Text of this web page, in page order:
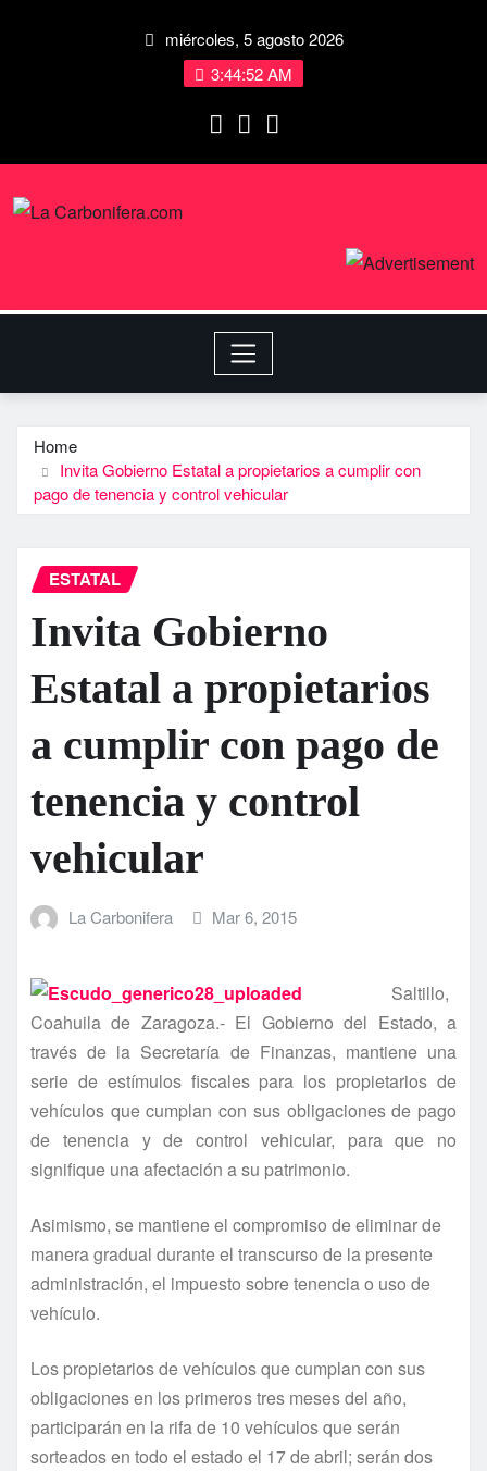
miércoles, 5 agosto 2026
3:44:52 AM
Home
Invita Gobierno Estatal a propietarios a cumplir con
pago de tenencia y control vehicular
ESTATAL
Invita Gobierno
Estatal a propietarios
a cumplir con pago de
tenencia y control
vehicular
La Carbonifera Mar 6, 2015
Saltillo,
Coahuila de Zaragoza.- El Gobierno del Estado, a
través de la Secretarí­a de Finanzas, mantiene una
serie de estí­mulos fiscales para los propietarios de
vehí­culos que cumplan con sus obligaciones de pago
de tenencia y de control vehicular, para que no
signifique una afectación a su patrimonio.
Asimismo, se mantiene el compromiso de eliminar de
manera gradual durante el transcurso de la presente
administración, el impuesto sobre tenencia o uso de
vehí­culo.
Los propietarios de vehí­culos que cumplan con sus
obligaciones en los primeros tres meses del año,
participarán en la rifa de 10 vehí­culos que serán
sorteados en todo el estado el 17 de abril; serán dos